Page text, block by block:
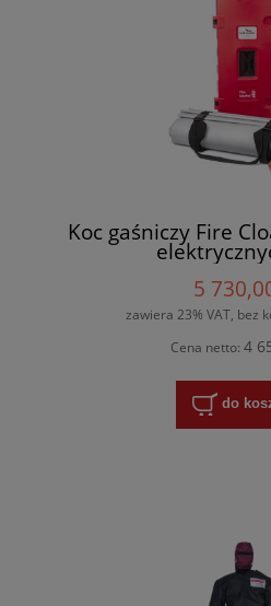
Koc gaśniczy Fire
5
zawiera 23% VAT, bez
Cena netto: 4
do